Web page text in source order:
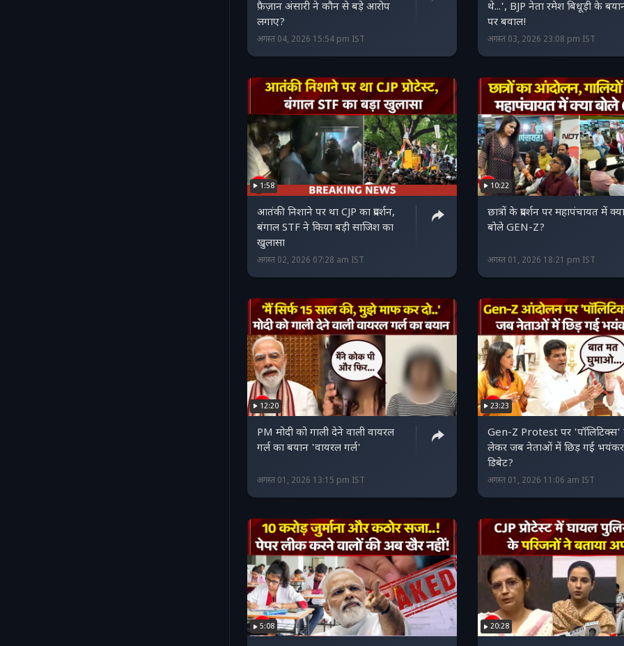
फ़ैज़ान अंसारी ने कौन से बड़े आरोप
लगाए?
अगस्त 04, 2026 15:54 pm IST
थे...', BJP नेता रमेश बिधूड़ी के
पर बवाल!
अगस्त 03, 2026 23:08 pm IST
1:58
आतंकी निशाने पर था CJP का प्रदर्शन,
बंगाल STF ने किया बड़ी साजिश का
खुलासा
अगस्त 02, 2026 07:28 am IST
10:22
छात्रों के प्रदर्शन पर महापंचायत में क्या
बोले GEN-Z?
अगस्त 01, 2026 18:21 pm IST
12:20
PM मोदी को गाली देने वाली वायरल
गर्ल का बयान 'वायरल गर्ल'
अगस्त 01, 2026 13:15 pm IST
23:23
Gen-Z Protest पर 'पॉलिटिक्स'
लेकर जब नेताओं में छिड़ गई भयंकर
डिबेट?
अगस्त 01, 2026 11:06 am IST
5:08 20:28